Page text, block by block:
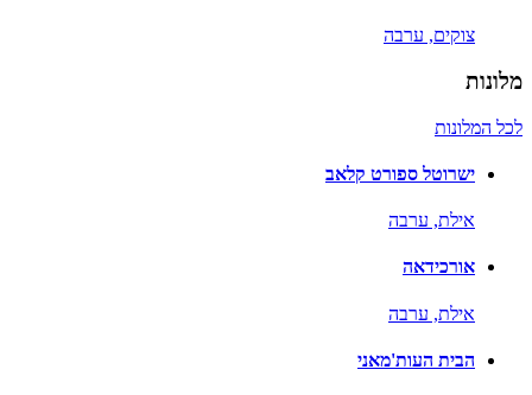
צוקים, ערבה
מלונות
לכל המלונות
ישרוטל ספורט קלאב
אילת, ערבה
אורכידאה
אילת, ערבה
הבית העות'מאני